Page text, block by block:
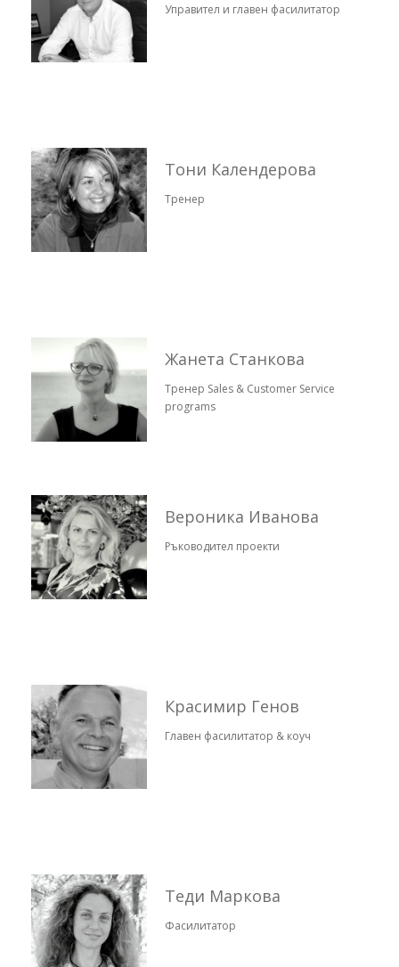
Управител и главен фасилитатор
Тони Календерова
Тренер
Жанета Станкова
Тренер Sales & Customer Service
programs
Вероника Иванова
Ръководител проекти
Красимир Генов
Главен фасилитатор & коуч
Теди Маркова
Фасилитатор